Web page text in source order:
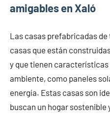
amigables en Xaló
Las casas prefabricadas
casas que están
y que tienen
ambiente, como paneles
energía. Estas casas son
buscan un hogar sostenible